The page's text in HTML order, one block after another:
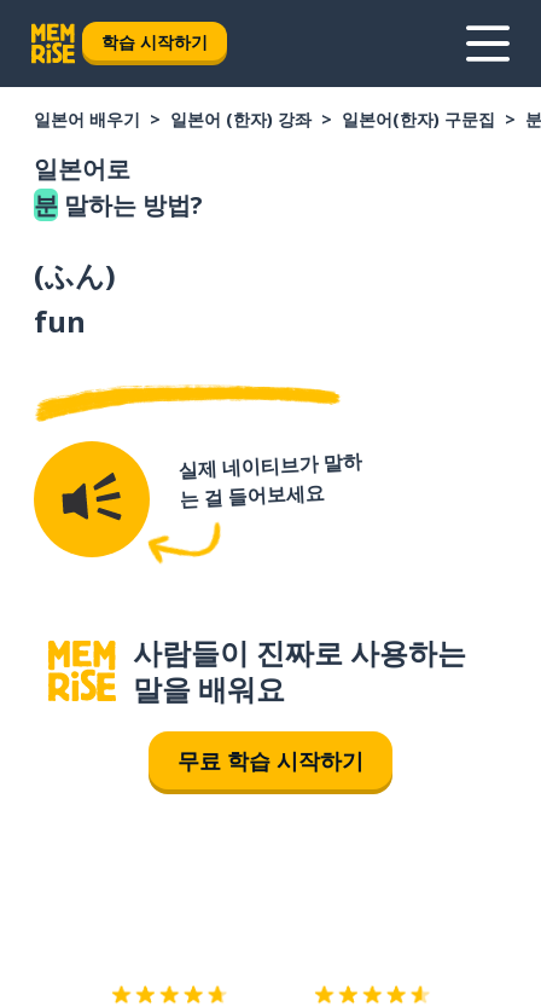
학습 시작하기
일본어 배우기 일본어 (한자) 강좌 일본어(한자) 구문집 분
일본어로
분 말하는 방법?
(ふん)
fun
실제 네이티브가 말하
는 걸 들어보세요
사람들이 진짜로 사용하는
말을 배워요
무료 학습 시작하기